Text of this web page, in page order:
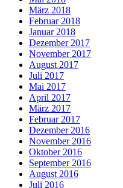
März 2018
Februar 2018
Januar 2018
Dezember 2017
November 2017
August 2017
Juli 2017
Mai 2017
April 2017
März 2017
Februar 2017
Dezember 2016
November 2016
Oktober 2016
September 2016
August 2016
Juli 2016